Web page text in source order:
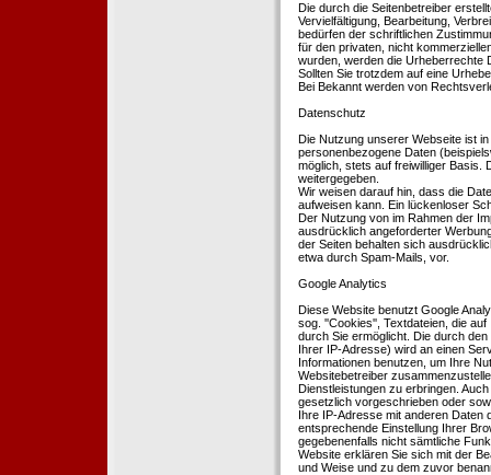
Die durch die Seitenbetreiber
Vervielfältigung, Bearbeitung,
bedürfen der schriftlichen
für den privaten, nicht
wurden, werden die Urheberrechte
Sollten Sie trotzdem auf eine
Bei Bekannt werden von
Datenschutz
Die Nutzung unserer Webseite ist
personenbezogene Daten
möglich, stets auf freiwilliger Basis.
weitergegeben.
Wir weisen darauf hin, dass die
aufweisen kann. Ein lückenloser
Der Nutzung von im Rahmen der
ausdrücklich angeforderter
der Seiten behalten sich
etwa durch Spam-Mails, vor.
Google Analytics
Diese Website benutzt Google
sog. ''Cookies'', Textdateien, die
durch Sie ermöglicht. Die durch
Ihrer IP-Adresse) wird an einen
Informationen benutzen, um Ihre
Websitebetreiber
Dienstleistungen zu erbringen.
gesetzlich vorgeschrieben oder
Ihre IP-Adresse mit anderen Daten
entsprechende Einstellung Ihrer
gegebenenfalls nicht sämtliche
Website erklären Sie sich mit der
und Weise und zu dem zuvor